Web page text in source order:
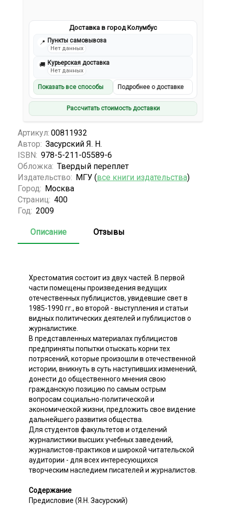
Доставка в город Колумбус
📍 Пункты самовывоза
Нет данных
🚚 Курьерская доставка
Нет данных
Показать все способы Подробнее о доставке
Рассчитать стоимость доставки
Артикул: 00811932
Автор: Засурский Я. Н.
ISBN: 978-5-211-05589-6
Обложка: Твердый переплет
Издательство: МГУ (все книги издательства)
Город: Москва
Страниц: 400
Год: 2009
Описание Отзывы
Хрестоматия состоит из двух частей. В первой
части помещены произведения ведущих
отечественных публицистов, увидевшие свет в
1985-1990 гг., во второй - выступления и статьи
видных политических деятелей и публицистов о
журналистике.
В представленных материалах публицистов
предприняты попытки отыскать корни тех
потрясений, которые произошли в отечественной
истории, вникнуть в суть наступивших изменений,
донести до общественного мнения свою
гражданскую позицию по самым острым
вопросам социально-политической и
экономической жизни, предложить свое видение
дальнейшего развития общества.
Для студентов факультетов и отделений
журналистики высших учебных заведений,
журналистов-практиков и широкой читательской
аудитории - для всех интересующихся
творческим наследием писателей и журналистов.
Содержание
Предисловие (Я.Н. Засурский)